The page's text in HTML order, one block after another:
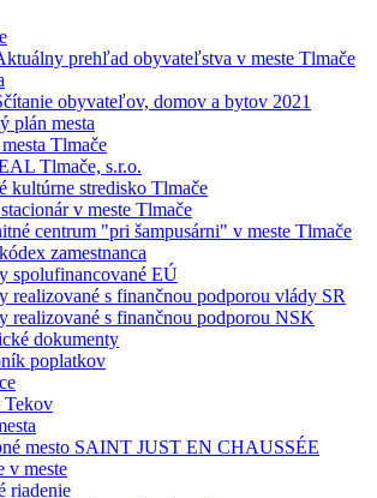
prehľad obyvateľstva v meste Tlmače
obyvateľov, domov a bytov 2021
plán mesta
Tlmače
Tlmače, s.r.o.
kultúrne stredisko Tlmače
v meste Tlmače
centrum "pri šampusárni" v meste Tlmače
zamestnanca
spolufinancované EÚ
realizované s finančnou podporou vlády SR
realizované s finančnou podporou NSK
dokumenty
poplatkov
Tekov
mesto SAINT JUST EN CHAUSSÉE
v meste
riadenie